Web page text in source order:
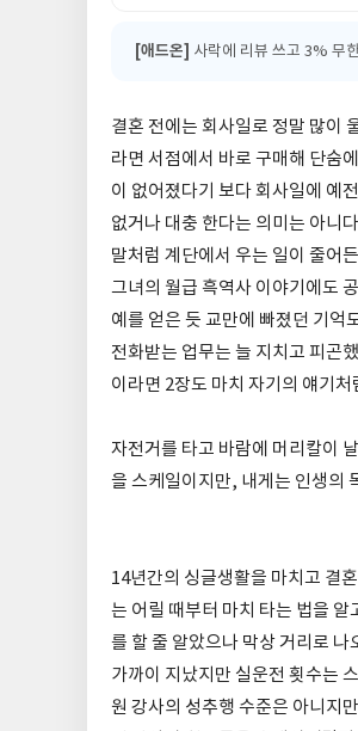
[애드온] 사락에 리뷰 쓰고 3% 무
결혼 전에는 회사일로 정말 많이
라면 서점에서 바로 구매해 단숨
이 없어졌다기 보다 회사일에 예
없거나 대충 한다는 의미는 아니
말처럼 계단에서 우는 일이 줄어
그녀의 월급 흑역사 이야기에도
예를 얻은 듯 교만에 빠졌던 기억
전화받는 업무는 늘 지치고 피곤
이라면 2장도 마치 자기의 얘기처
자전거를 타고 바람에 머리칼이
을 스케일이지만, 내게는 인생의
14년간의 싱글생활을 마치고 결
는 어릴 때부터 마치 타는 법을
를 할 줄 알았으나 막상 거리로
가까이 지났지만 실운전 횟수는
원 강사의 성추행 수준은 아니지